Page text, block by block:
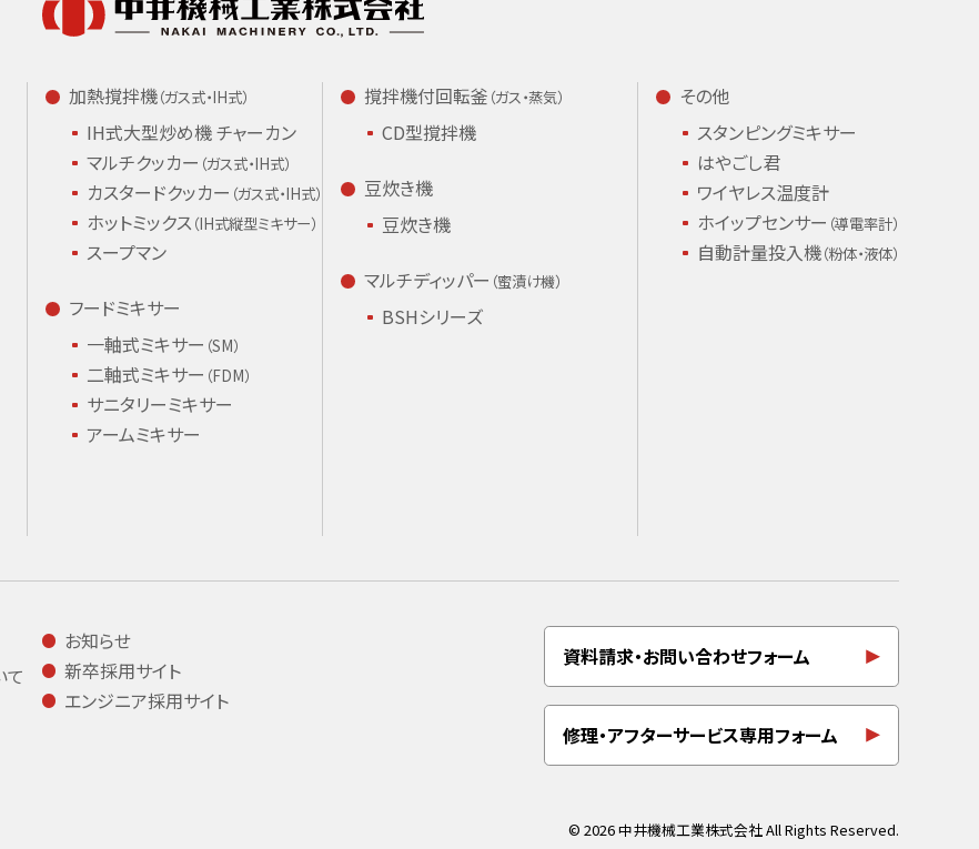
加熱撹拌機（ガス式・IH式）
IH式大型炒め機チャーカン
マルチクッカー （ガス式・IH式）
カスタードクッカー （ガス式・IH式）
ホットミックス （IH式縦型ミキサー）
スープマン
フードミキサー
一軸式ミキサー （SM）
二軸式ミキサー （FDM）
サニタリーミキサー
アームミキサー
撹拌機付回転釜 （ガス・蒸気）
CD型撹拌機
豆炊き機
豆炊き機
マルチディッパー （蜜漬け機）
BSHシリーズ
その他
スタンピングミキサー
はやごし君
ワイヤレス温度計
ホイップセンサー （導電率計）
自動計量投入機（粉体・液体）
て
お知らせ
新卒採用サイト
エンジニア採用サイト
資料請求・お問い合わせフォーム
修理・アフターサービス専用フォーム
© 2026 中井機械工業株式会社 All Rights Reserved.